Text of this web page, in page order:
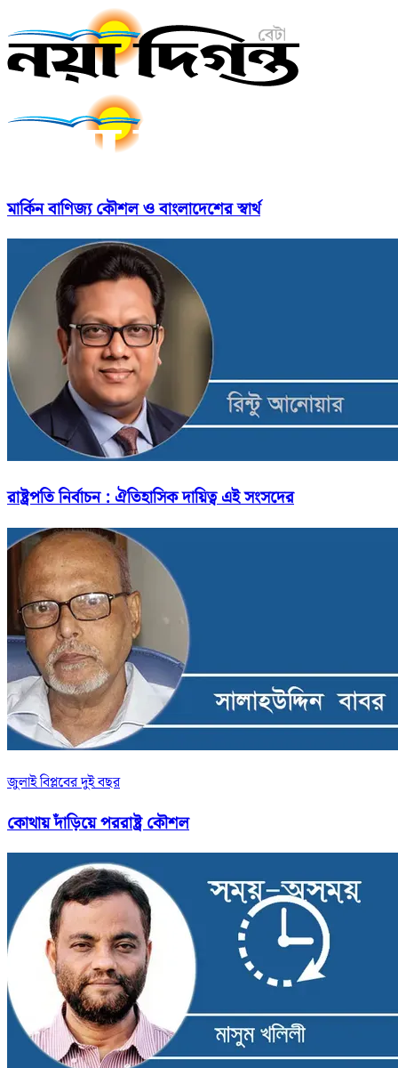
মার্কিন বাণিজ্য কৌশল ও বাংলাদেশের স্বার্থ
রাষ্ট্রপতি নির্বাচন : ঐতিহাসিক দায়িত্ব এই সংসদের
জুলাই বিপ্লবের দুই বছর
কোথায় দাঁড়িয়ে পররাষ্ট্র কৌশল